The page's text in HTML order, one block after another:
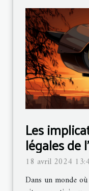
Les
légales de
caméras
18 avril 2024
Dans un monde